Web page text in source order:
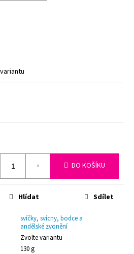
DO KOŠÍKU
svíčky, svícny, bodce a
andělské zvonění
Zvolte variantu
130 g
Hlídat Sdílet